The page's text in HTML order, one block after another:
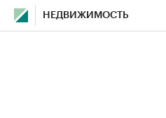
НЕДВИЖИМОСТЬ